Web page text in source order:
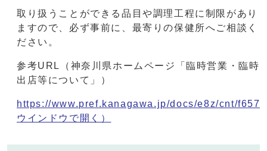
取り扱うことができる品目や調理工程に制限があり
ますので、必ず事前に、最寄りの保健所へご相談く
ださい。
参考URL（神奈川県ホームページ「臨時営業・臨時
出店等について」）
https://www.pref.kanagawa.jp/docs/e8z/cnt/
ウインドウで開く）